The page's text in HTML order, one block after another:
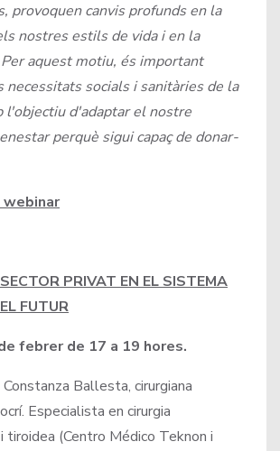
provoquen canvis profunds en la
nostres estils de vida i en la
aquest motiu, és important
necessitats socials i sanitàries de la
l'objectiu d'adaptar el nostre
perquè sigui capaç de donar-
PRIVAT EN EL SISTEMA
FUTUR
febrer de 17 a 19 hores.
Constanza Ballesta, cirurgiana
Especialista en cirurgia
(Centro Médico Teknon i